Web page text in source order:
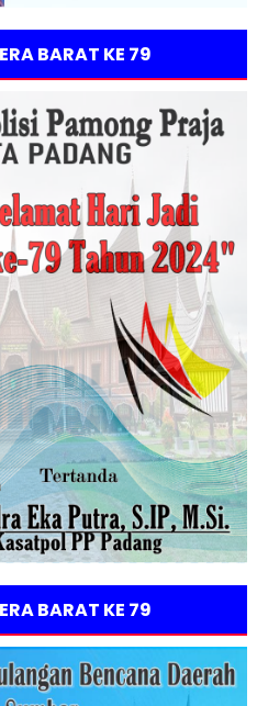
BARAT KE 79
BARAT KE 79